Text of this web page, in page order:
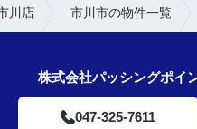
川店 市川市の物件一覧
株式会社パッシングポイ
047-325-7611